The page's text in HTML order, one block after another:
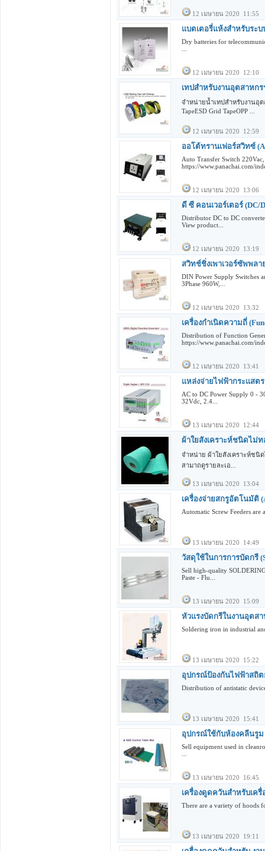
12 เมษายน 2020 11:55
แบตเตอรี่แห้งสำหรับระ
Dry batteries for
12 เมษายน 2020 12:10
เทปสำหรับงานอุตสาหกร
จำหน่ายน้ำเทปสำหรับงานอุตส
TapeESD Grid TapeOPP ...
12 เมษายน 2020 12:59
ออโต้ทรานเฟอร์สวิทซ์
Auto Transfer Switch
https://www.panachai.com/
12 เมษายน 2020 13:06
ดี ซี คอนเวอร์เตอร์ (DC/
Distributor DC to DC
View product...
12 เมษายน 2020 13:19
สวิทช์ชิ่งเพาเวอร์ซัพพลา
DIN Power Supply Switches
3Phase 960W,...
12 เมษายน 2020 13:32
เครื่องกำเนิดความถี่
Distribution of Function
https://www.panachai.com/
12 เมษายน 2020 13:41
แหล่งจ่ายไฟฟ้ากระแสตร
AC to DC Power Supply 0 -
32Vdc, 2.4...
13 เมษายน 2020 12:44
ผ้าใยสังเคราะห์ชนิดไม่ท
จำหน่าย ผ้าใยสังเคราะห์ชนิ
สามาถดูรายละเอ...
13 เมษายน 2020 13:04
เครื่องจ่ายสกรูอัตโนมัติ
Automatic Screw Feeders
13 เมษายน 2020 14:49
วัสดุใช้ในการการบัดกรี
Sell high-quality
Paste - Flu...
13 เมษายน 2020 15:09
หัวแรงบัดกรีในงานอุตส
Soldering iron in industrial
13 เมษายน 2020 15:22
อุปกรณ์ป้องกันไฟฟ้าสถิต
Distribution of antistatic
13 เมษายน 2020 15:41
อุปกรณ์ใช้กับห้องคลีนรูม
Sell equipment used in
13 เมษายน 2020 16:45
เครื่องดูดควันสำหรับเครื่
There are a variety of hoods
13 เมษายน 2020 19:11